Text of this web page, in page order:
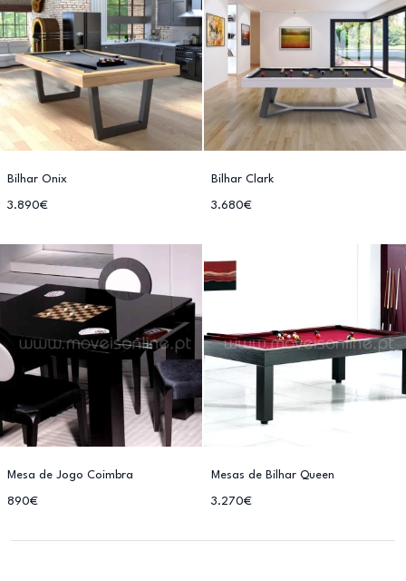
Bilhar Onix
3.890€
Bilhar Clark
3.680€
Mesa de Jogo Coimbra
890€
Mesas de Bilhar Queen
3.270€